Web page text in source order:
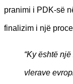
pranimi i PDK-së
finalizim i një
“Ky është
vlerave